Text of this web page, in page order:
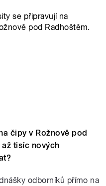
se připravují na
pod Radhoštěm.
čipy v Rožnově pod
tisíc nových
odborníků přímo na